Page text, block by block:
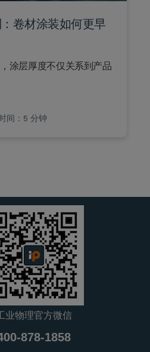
卷材涂装如何更早
涂层厚度不仅关系到产品
间：5 分钟
业物理官方微信
878-1858